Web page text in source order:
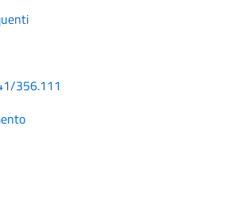
356.111